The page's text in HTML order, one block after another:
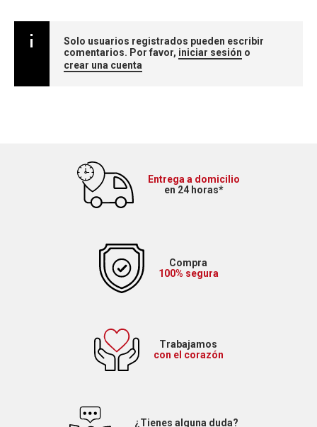
Solo usuarios registrados pueden escribir
comentarios. Por favor, iniciar sesión o
crear una cuenta
Entrega a domicilio
en 24 horas*
Compra
100% segura
Trabajamos
con el corazón
¿Tienes alguna duda?